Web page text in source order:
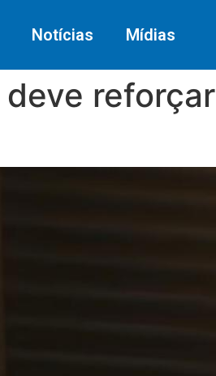
Notícias Mídias
reforçar